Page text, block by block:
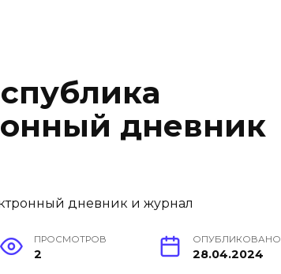
дневник
ПРОСМОТРОВ
2
ОПУБЛИКОВАНО
28.04.2024